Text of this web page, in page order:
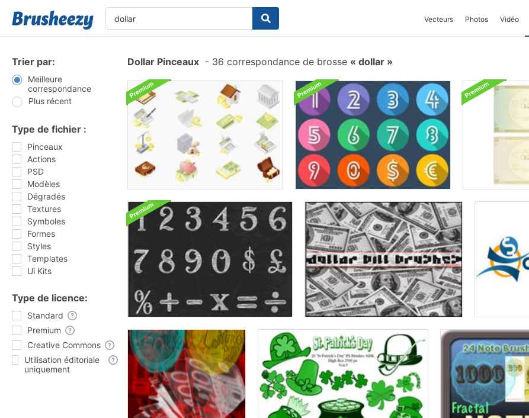
Vecteurs Photos Vidéo
Trier par:
Meilleure
correspondance
Plus récent
Type de fichier :
Pinceaux
Actions
PSD
Modèles
Dégradés
Textures
Symboles
Formes
Styles
Templates
Ui Kits
Type de licence:
Standard
Premium
Creative Commons
Utilisation éditoriale
uniquement
Dollar Pinceaux - 36 correspondance de brosse dollar